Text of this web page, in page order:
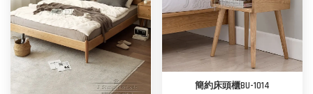
加入購物車
簡約床頭櫃BU-1014